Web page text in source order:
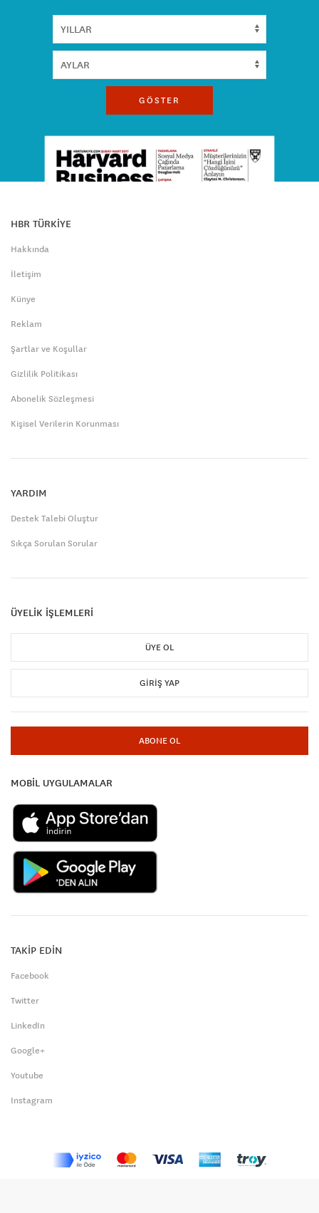
GÖSTER
HBR TÜRKİYE
Hakkında
İletişim
Künye
Reklam
Şartlar ve Koşullar
Gizlilik Politikası
Abonelik Sözleşmesi
Kişisel Verilerin Korunması
YARDIM
Destek Talebi Oluştur
Sıkça Sorulan Sorular
ÜYELİK İŞLEMLERİ
ÜYE OL
GIRIŞ YAP
ABONE OL
MOBİL UYGULAMALAR
TAKİP EDİN
Facebook
Twitter
LinkedIn
Google+
Youtube
Instagram